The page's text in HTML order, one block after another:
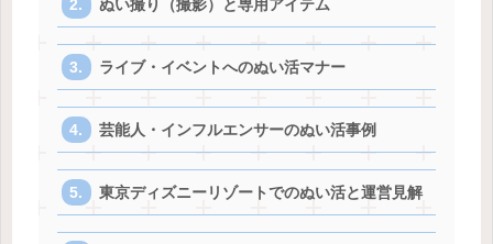
ぬい撮り（撮影）と専用アイテム
ライブ・イベントへのぬい活マナー
芸能人・インフルエンサーのぬい活事例
東京ディズニーリゾートでのぬい活と運営見解